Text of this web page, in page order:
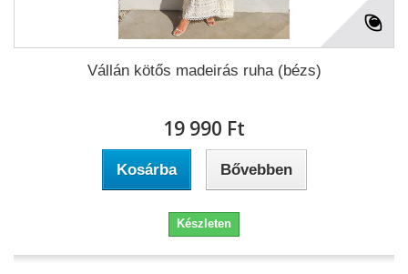
Vállán kötős madeirás ruha (bézs)
19 990 Ft‎
Kosárba Bővebben
Készleten